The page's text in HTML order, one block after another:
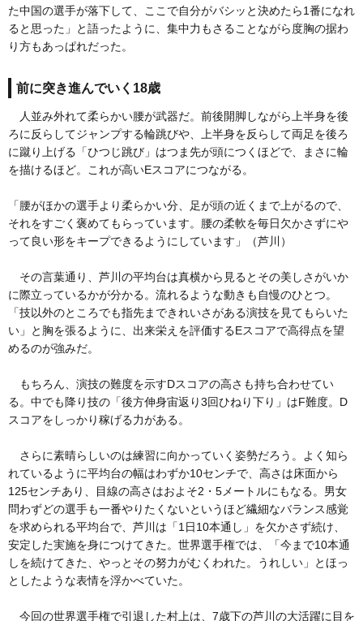
た中国の選手が落下して、ここで自分がバシッと決めたら1番になれ
ると思った」と語ったように、集中力もさることながら度胸の据わ
り方もあっぱれだった。
前に突き進んでいく18歳
人並み外れて柔らかい腰が武器だ。前後開脚しながら上半身を後
ろに反らしてジャンプする輪跳びや、上半身を反らして両足を後ろ
に蹴り上げる「ひつじ跳び」はつま先が頭につくほどで、まさに輪
を描けるほど。これが高いEスコアにつながる。
「腰がほかの選手より柔らかい分、足が頭の近くまで上がるので、
それをすごく褒めてもらっています。腰の柔軟を毎日欠かさずにや
って良い形をキープできるようにしています」（芦川）
その言葉通り、芦川の平均台は真横から見るとその美しさがいか
に際立っているかが分かる。流れるような動きも自慢のひとつ。
「技以外のところでも指先まできれいさがある演技を見てもらいた
い」と胸を張るように、出来栄えを評価するEスコアで高得点を望
めるのが強みだ。
もちろん、演技の難度を示すDスコアの高さも持ち合わせてい
る。中でも降り技の「後方伸身宙返り3回ひねり下り」はF難度。D
スコアをしっかり稼げる力がある。
さらに素晴らしいのは練習に向かっていく姿勢だろう。よく知ら
れているように平均台の幅はわずか10センチで、高さは床面から
125センチあり、目線の高さはおよそ2・5メートルにもなる。男女
問わずどの選手も一番やりたくないというほど繊細なバランス感覚
を求められる平均台で、芦川は「1日10本通し」を欠かさず続け、
安定した実施を身につけてきた。世界選手権では、「今まで10本通
しを続けてきた、やっとその努力がむくわれた。うれしい」とほっ
としたような表情を浮かべていた。
今回の世界選手権で引退した村上は、7歳下の芦川の大活躍に目を